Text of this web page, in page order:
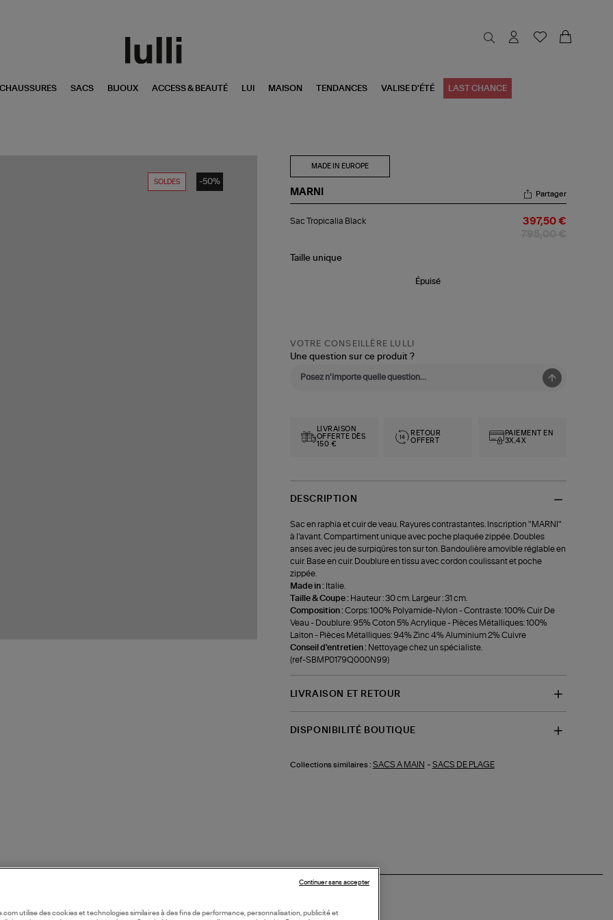
CHAUSSURES SACS BIJOUX ACCESS & BEAUTÉ LUI MAISON TENDANCES VALISE D'ÉTÉ LAST CHANCE
SOLDES -50%
MADE IN EUROPE
MARNI
Tropicalia
Partager
Sac Tropicalia Black 397,50 €
Taille unique
Épuisé
VOTRE CONSEILLÈRE LULLI
Une question sur ce produit ?
LIVRAISON
OFFERTE DÈS
150 €
RETOUR
OFFERT
PAIEMENT EN
3X,4X
DESCRIPTION
Sac en raphia et cuir de veau. Rayures contrastantes. Inscription "MARNI"
à l'avant. Compartiment unique avec poche plaquée zippée. Doubles
anses avec jeu de surpiqûres ton sur ton. Bandoulière amovible réglable en
cuir. Base en cuir. Doublure en tissu avec cordon coulissant et poche
zippée.
Made in : Italie.
Taille & Coupe : Hauteur : 30 cm. Largeur : 31 cm.
Composition :Corps: 100% Polyamide-Nylon - Contraste: 100% Cuir De
Veau - Doublure: 95% Coton 5% Acrylique - Pièces Métalliques: 100%
Laiton - Pièces Métalliques: 94% Zinc 4% Aluminium 2% Cuivre
Conseil d'entretien : Nettoyage chez un spécialiste.
(ref-SBMP0179Q000N99)
LIVRAISON ET RETOUR
DISPONIBILITÉ BOUTIQUE
Collections similaires : SACS A MAIN - SACS DE PLAGE
utilise des cookies et technologies similaires à des fins de performance, personnalisation, publicité et
Continuer sans accepter